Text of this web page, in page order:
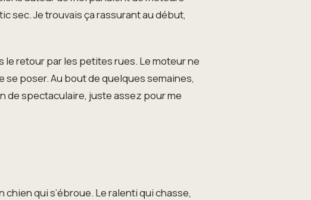
sec. Je trouvais ça rassurant au début,
retour par les petites rues. Le moteur ne
poser. Au bout de quelques semaines,
de spectaculaire, juste assez pour me
chien qui s’ébroue. Le ralenti qui chasse,